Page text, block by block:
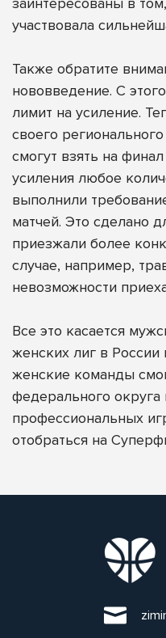
участвовала
Также обратите
нововведение. С
лимит на усиление.
своего
смогут взять на
усиления любое
выполнили
матчей. Это сделано
приезжали более
случае, например,
невозможности
Все это касается
женских лиг в
женские команды
федерального округа
профессиональных
отобраться на